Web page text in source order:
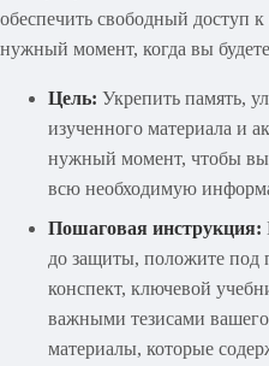
обеспечить свободный доступ
нужный момент, когда вы
Цель: Укрепить память,
изученного материала и
нужный момент, чтобы вы
всю необходимую
Пошаговая инструкция:
до защиты, положите под
конспект, ключевой
важными тезисами
материалы, которые